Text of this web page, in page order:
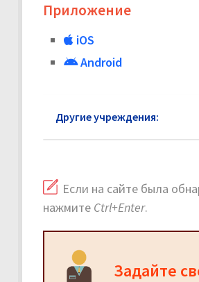
Приложение
iOS
Android
Другие учреждения:
Если на сайте была
нажмите Ctrl+Enter.
Задайте